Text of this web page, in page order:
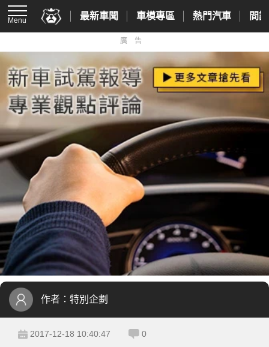
Menu 最新車聞 車模專區 熱門汽車 間
廣告
作者： 特別企劃
2017-12-18 10:40:47 0